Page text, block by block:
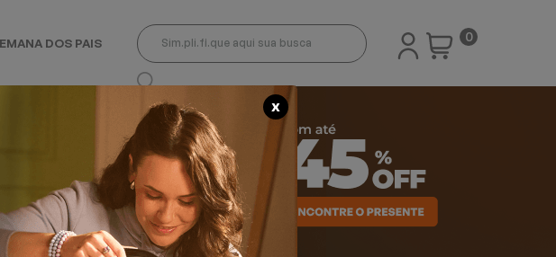
DOS PAIS 0
X